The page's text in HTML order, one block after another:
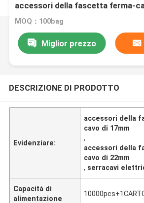
accessori della fascetta ferma-
di 17mm 22mm
MOQ：100bag
Miglior prezzo
DESCRIZIONE DI PRODOTTO
Evidenziare:
accessori della
cavo di 17mm
,
accessori della
cavo di 22mm
, serracavi
Capacità di
alimentazione